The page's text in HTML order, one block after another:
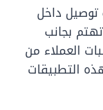
داخل
بجانب
العملاء من
التطبيقات